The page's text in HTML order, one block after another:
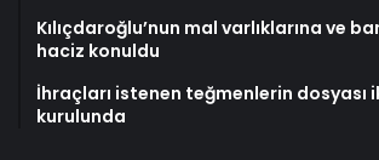
Kılıçdaroğlu’nun mal varlıklarına ve
haciz konuldu
İhraçları istenen teğmenlerin dosyası
kurulunda